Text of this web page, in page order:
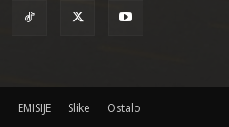
EMISIJE Slike Ostalo